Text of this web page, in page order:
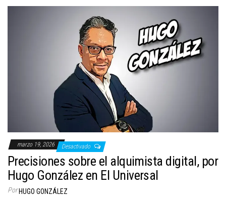
marzo 19, 2026 Desactivado
Precisiones sobre el alquimista digital, por
Hugo González en El Universal
Por HUGO GONZÁLEZ